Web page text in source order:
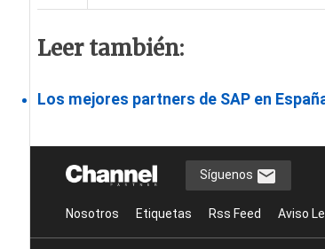
Leer también:
Los mejores partners de SAP en
Síguenos
Nosotros Etiquetas Rss Feed Aviso